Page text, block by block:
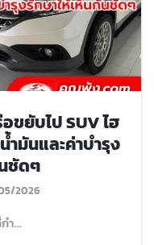
ขยับไป SUV ไฮ
มันและค่าบำรุง
ชัดๆ
2026
ำ...